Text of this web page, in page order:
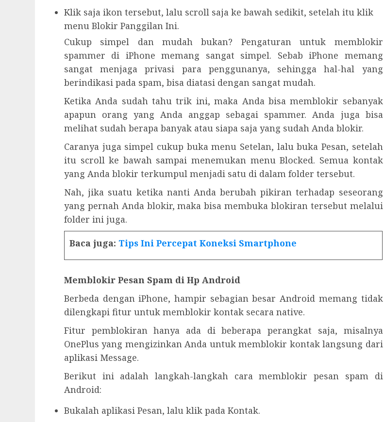
Klik saja ikon tersebut, lalu scroll saja ke bawah sedikit, setelah itu klik
menu Blokir Panggilan Ini.
Cukup simpel dan mudah bukan? Pengaturan untuk memblokir
spammer di iPhone memang sangat simpel. Sebab iPhone memang
sangat menjaga privasi para penggunanya, sehingga hal-hal yang
berindikasi pada spam, bisa diatasi dengan sangat mudah.
Ketika Anda sudah tahu trik ini, maka Anda bisa memblokir sebanyak
apapun orang yang Anda anggap sebagai spammer. Anda juga bisa
melihat sudah berapa banyak atau siapa saja yang sudah Anda blokir.
Caranya juga simpel cukup buka menu Setelan, lalu buka Pesan, setelah
itu scroll ke bawah sampai menemukan menu Blocked. Semua kontak
yang Anda blokir terkumpul menjadi satu di dalam folder tersebut.
Nah, jika suatu ketika nanti Anda berubah pikiran terhadap seseorang
yang pernah Anda blokir, maka bisa membuka blokiran tersebut melalui
folder ini juga.
Baca juga: Tips Ini Percepat Koneksi Smartphone
Memblokir Pesan Spam di Hp Android
Berbeda dengan iPhone, hampir sebagian besar Android memang tidak
dilengkapi fitur untuk memblokir kontak secara native.
Fitur pemblokiran hanya ada di beberapa perangkat saja, misalnya
OnePlus yang mengizinkan Anda untuk memblokir kontak langsung dari
aplikasi Message.
Berikut ini adalah langkah-langkah cara memblokir pesan spam di
Android:
Bukalah aplikasi Pesan, lalu klik pada Kontak.